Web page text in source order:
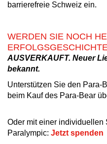
barrierefreie Schweiz ein.
WERDEN SIE NOCH
AUSVERKAUFT. Neuer
bekannt.
Unterstützen Sie den Para-
beim Kauf des Para-Bear
Oder mit einer individuellen
Paralympic: Jetzt spenden